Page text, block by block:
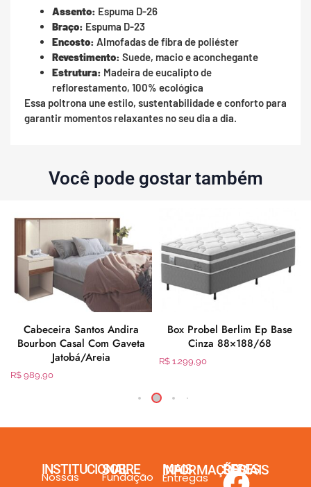
Assento: Espuma D-26
Braço: Espuma D-23
Encosto: Almofadas de fibra de poliéster
Revestimento: Suede, macio e aconchegante
Estrutura: Madeira de eucalipto de
reflorestamento, 100% ecológica
Essa poltrona une estilo, sustentabilidade e conforto para
garantir momentos relaxantes no seu dia a dia.
Você pode gostar também
Cabeceira Santos Andira
Bourbon Casal Com Gaveta
Jatobá/Areia
R$ 989,90
Box Probel Berlim Ep Base
Cinza 88×188/68
R$ 1.299,90
INSTITUCIONAL
Nossas
SOBRE
Fundação
MAIS INFORMAÇÕES
Entregas
REDES SOCIAIS